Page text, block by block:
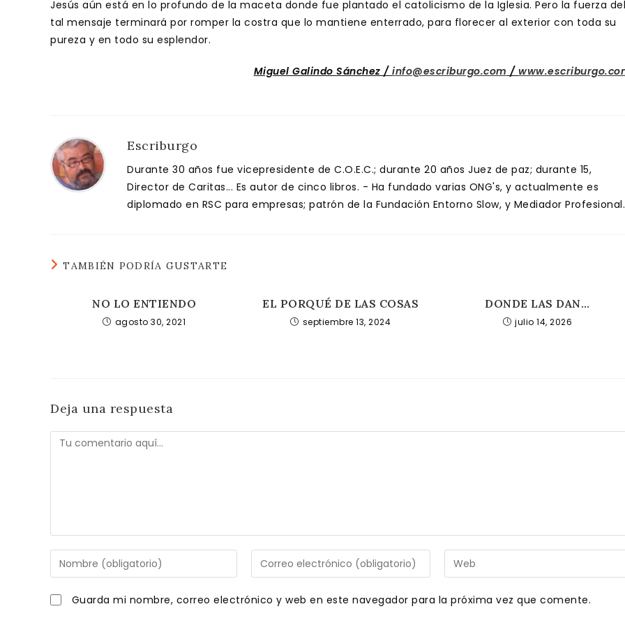
Jesús aún está en lo profundo de la maceta donde fue plantado el catolicismo de la Iglesia. Pero la fuerza del
tal mensaje terminará por romper la costra que lo mantiene enterrado, para florecer al exterior con toda su
pureza y en todo su esplendor.
Miguel Galindo Sánchez / info@escriburgo.com /
Escriburgo
Durante 30 años fue vicepresidente de C.O.E.C.; durante 20 años Juez de paz; durante 15,
Director de Caritas... Es autor de cinco libros. - Ha fundado varias ONG's, y actualmente es
diplomado en RSC para empresas; patrón de la Fundación Entorno Slow, y Mediador Profesional.
TAMBIÉN PODRÍA GUSTARTE
NO LO ENTIENDO
agosto 30, 2021
EL PORQUÉ DE LAS COSAS
septiembre 13, 2024
DONDE LAS DAN…
julio 14, 2026
Deja una respuesta
Comentario
Introduce
tu
nombre
o
Introduce
tu
dirección
Introduce
la
de
Guarda mi nombre, correo electrónico y web en este navegador para la próxima vez que comente.